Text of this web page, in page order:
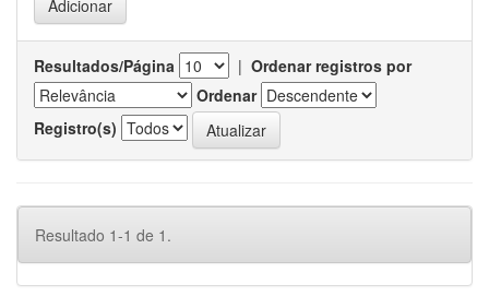
Resultados/Página | Ordenar registros por
Ordenar
Registro(s)
Resultado 1-1 de 1.